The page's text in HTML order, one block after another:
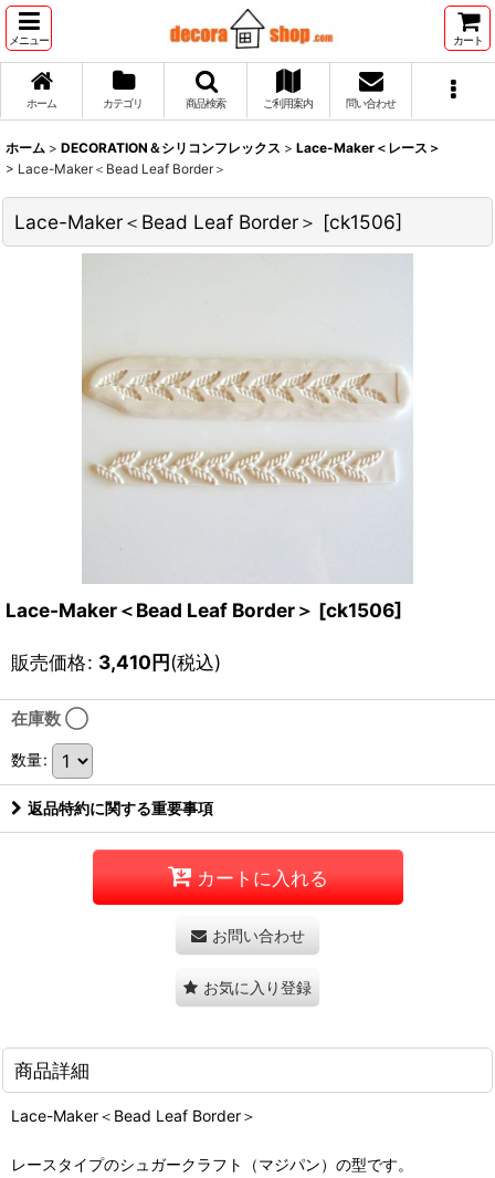
メニュー カート
ホーム カテゴリ 商品検索 ご利用案内 問い合わせ
ホーム > DECORATION＆シリコンフレックス > Lace-Maker＜レース＞
> Lace-Maker＜Bead Leaf Border＞
Lace-Maker＜Bead Leaf Border＞ [ck1506]
Lace-Maker＜Bead Leaf Border＞ [ck1506]
販売価格: 3,410円(税込)
在庫数 ◯
数量:
返品特約に関する重要事項
カートに入れる
お問い合わせ
お気に入り登録
商品詳細
Lace-Maker＜Bead Leaf Border＞
レースタイプのシュガークラフト（マジパン）の型です。